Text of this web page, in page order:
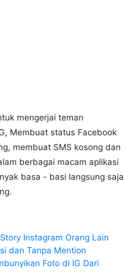
mengerjai teman
Membuat status Facebook
membuat SMS kosong dan
berbagai macam aplikasi
basa - basi langsung saja
Instagram Orang Lain
dan Tanpa Mention
Foto di IG Dari